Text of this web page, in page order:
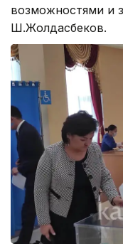
возможностями и
Ш.Жолдасбеков.